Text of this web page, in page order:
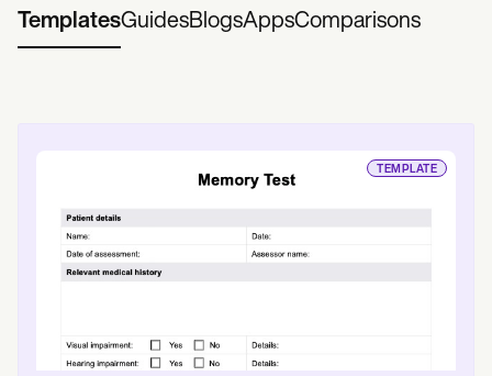
TemplatesGuidesBlogsAppsComparisons
TEMPLATE